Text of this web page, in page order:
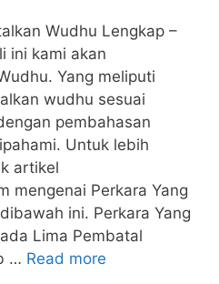
Wudhu Lengkap –
ini kami akan
Yang meliputi
wudhu sesuai
pembahasan
Untuk lebih
artikel
mengenai Perkara Yang
ini. Perkara Yang
Lima Pembatal
… Read more